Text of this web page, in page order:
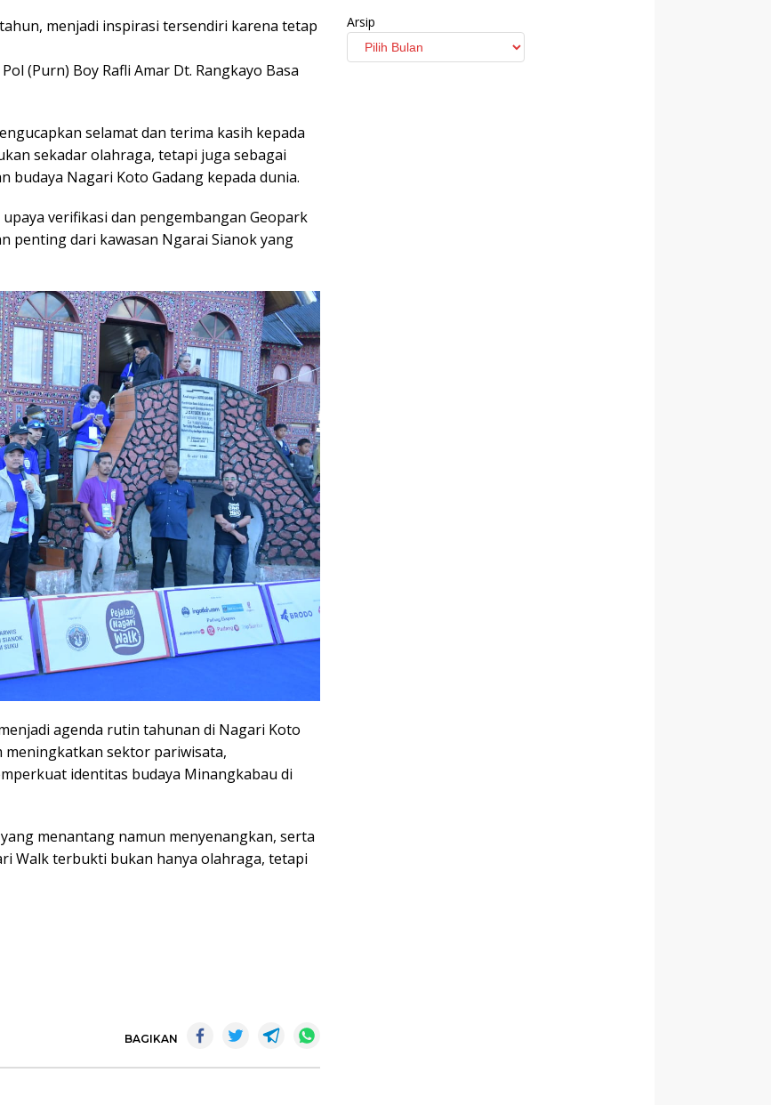
menjadi inspirasi tersendiri karena tetap
(Purn) Boy Rafli Amar Dt. Rangkayo Basa
selamat dan terima kasih kepada
sekadar olahraga, tetapi juga sebagai
budaya Nagari Koto Gadang kepada dunia.
verifikasi dan pengembangan Geopark
penting dari kawasan Ngarai Sianok yang
agenda rutin tahunan di Nagari Koto
meningkatkan sektor pariwisata,
identitas budaya Minangkabau di
menantang namun menyenangkan, serta
Walk terbukti bukan hanya olahraga, tetapi
BAGIKAN
Arsip